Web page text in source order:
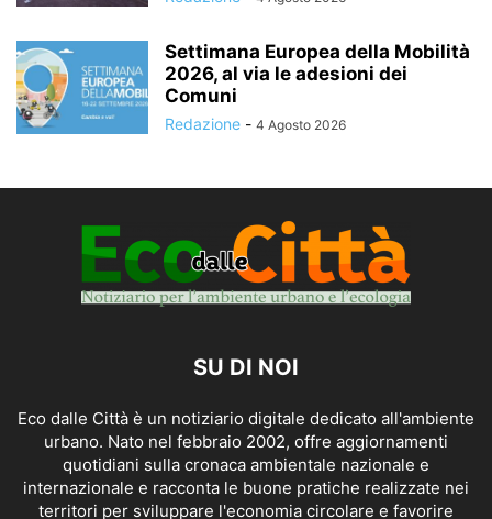
Settimana Europea della Mobilità
2026, al via le adesioni dei
Comuni
Redazione - 4 Agosto 2026
SU DI NOI
Eco dalle Città è un notiziario digitale dedicato all'ambiente
urbano. Nato nel febbraio 2002, offre aggiornamenti
quotidiani sulla cronaca ambientale nazionale e
internazionale e racconta le buone pratiche realizzate nei
territori per sviluppare l'economia circolare e favorire